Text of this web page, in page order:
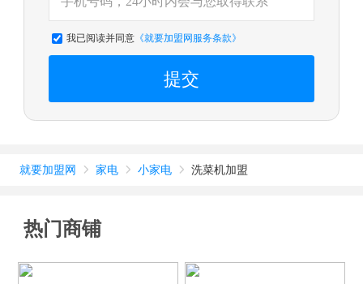
我已阅读并同意《就要加盟网服务条款》
提交
就要加盟网  家电  小家电  洗菜机加盟
热门商铺